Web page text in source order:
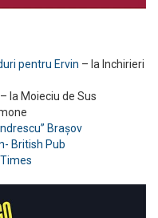
pentru Ervin – la Inchirieri
la Moieciu de Sus
Brașov
British Pub